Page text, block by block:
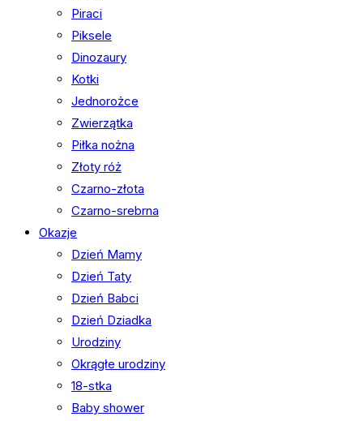
Piraci
Piksele
Dinozaury
Kotki
Jednorożce
Zwierzątka
Piłka nożna
Złoty róż
Czarno-złota
Czarno-srebrna
Okazje
Dzień Mamy
Dzień Taty
Dzień Babci
Dzień Dziadka
Urodziny
Okrągłe urodziny
18-stka
Baby shower